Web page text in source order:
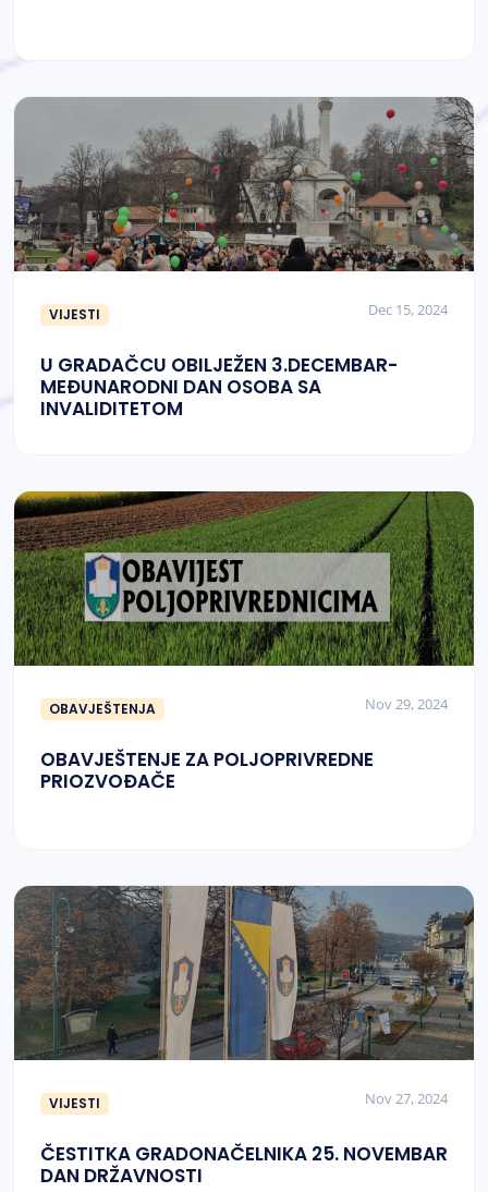
VIJESTI Dec 15, 2024
U GRADAČCU OBILJEŽEN 3.DECEMBAR-
MEĐUNARODNI DAN OSOBA SA
INVALIDITETOM
OBAVJEŠTENJA Nov 29, 2024
OBAVJEŠTENJE ZA POLJOPRIVREDNE
PRIOZVOĐAČE
VIJESTI Nov 27, 2024
ČESTITKA GRADONAČELNIKA 25. NOVEMBAR
DAN DRŽAVNOSTI